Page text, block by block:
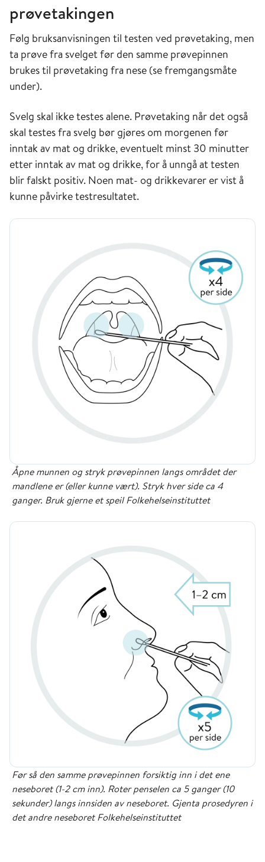
prøvetakingen
Følg bruksanvisningen til testen ved prøvetaking, men
ta prøve fra svelget før den samme prøvepinnen
brukes til prøvetaking fra nese (se fremgangsmåte
under).
Svelg skal ikke testes alene. Prøvetaking når det også
skal testes fra svelg bør gjøres om morgenen før
inntak av mat og drikke, eventuelt minst 30 minutter
etter inntak av mat og drikke, for å unngå at testen
blir falskt positiv. Noen mat- og drikkevarer er vist å
kunne påvirke testresultatet.
Åpne munnen og stryk prøvepinnen langs området der
mandlene er (eller kunne vært). Stryk hver side ca 4
ganger. Bruk gjerne et speil Folkehelseinstituttet
Før så den samme prøvepinnen forsiktig inn i det ene
neseboret (1-2 cm inn). Roter penselen ca 5 ganger (10
sekunder) langs innsiden av neseboret. Gjenta prosedyren i
det andre neseboret Folkehelseinstituttet